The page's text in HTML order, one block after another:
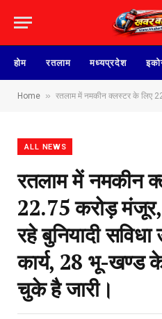
होम रतलाम मध्यप्रदेश
Home » रतलाम में नमकीन क्लस्टर के लिए 22.75 करोड़ मंजूर, पहले चरण में हो
ALL NEWS
रतलाम में नमकीन
22.75 करोड़
रहे बुनियादी
कार्य, 28 भू-
चुके है जारी।